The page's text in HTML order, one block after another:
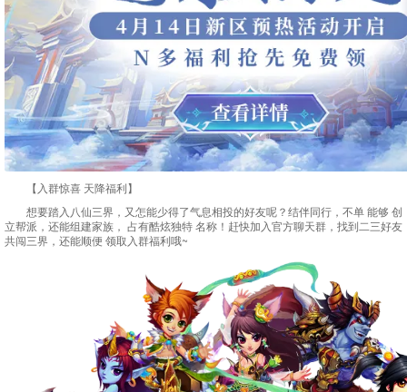
【入群惊喜 天降福利】
想要踏入八仙三界，又怎能少得了气息相投的好友呢？结伴同行，不单 能够 创
立帮派，还能组建家族， 占有酷炫独特 名称！赶快加入官方聊天群，找到二三好友
共闯三界，还能顺便 领取入群福利哦~